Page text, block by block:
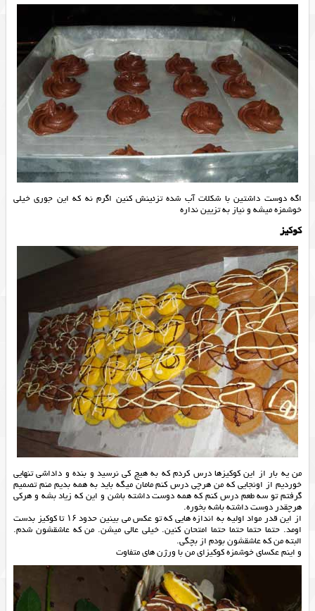
اگه دوست داشتین با شکلات آب شده تزئینش کنین اگرم نه که این جوری خیلی
خوشمزه میشه و نیاز به تزیین نداره
کوکیز
من یه بار از این کوکیزها درس کردم که به هیچ کی نرسید و بنده و داداشی تنهایی
خوردیم از اونجایی که من هرچی درس کنم مامان میگه باید به همه بدیم منم تصمیم
گرفتم تو سه طعم درس کنم که همه دوست داشته باشن و این که زیاد بشه و هرکی
هرچقدر دوست داشته باشه بخوره.
از این قدر مواد اولیه به اندازه هایی که تو عکس می بینین حدود ۱۶ تا کوکیز بدست
اومد. حتما حتما حتما حتما امتحان کنین. خیلی عالی میشن. من که عاشقشون شدم.
البته من که عاشقشون بودم از بچگی.
و اینم عکسای خوشمزه کوکیزای من با ورژن های متفاوت